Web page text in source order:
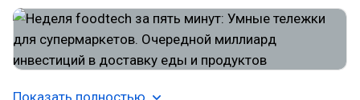
Показать полностью